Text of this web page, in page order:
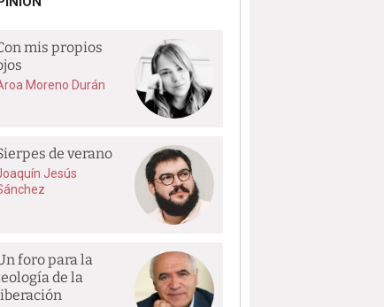
mis propios
Moreno Durán
de verano
Jesús
foro para la
de la